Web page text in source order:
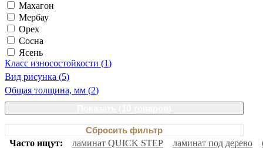
Махагон
Мербау
Орех
Сосна
Ясень
Класс износостойкости (1)
Вид рисунка (5)
Общая толщина, мм (2)
Сбросить фильтр
Часто ищут:
ламинат QUICK STEP ламинат под дерево